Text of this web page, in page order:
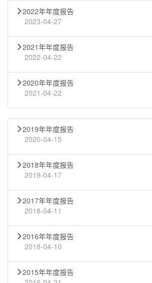
2022年年度报告
2023-04-27
2021年年度报告
2022-04-22
2020年年度报告
2021-04-22
2019年年度报告
2020-04-15
2018年年度报告
2019-04-17
2017年年度报告
2018-04-11
2016年年度报告
2018-04-10
2015年年度报告